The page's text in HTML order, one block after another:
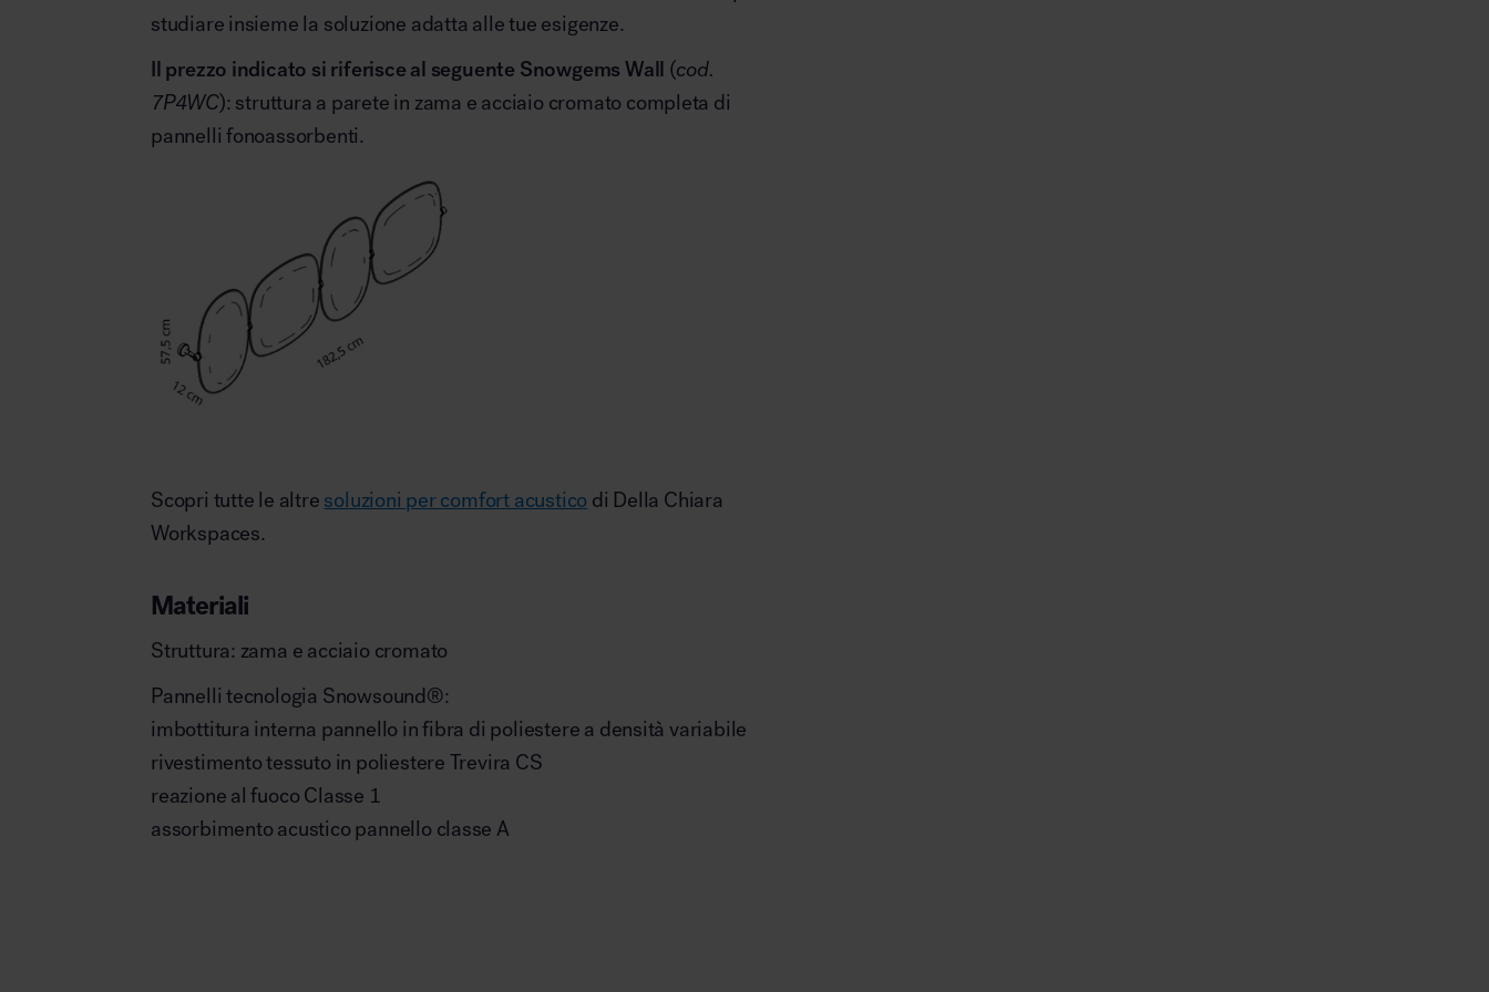
studiare insieme la soluzione adatta alle tue esigenze.
Il prezzo indicato si riferisce al seguente Snowgems Wall (cod.
7P4WC): struttura a parete in zama e acciaio cromato completa di
pannelli fonoassorbenti.
Scopri tutte le altre soluzioni per comfort acustico di Della Chiara
Workspaces.
Materiali
Struttura: zama e acciaio cromato
Pannelli tecnologia Snowsound®:
imbottitura interna pannello in fibra di poliestere a densità variabile
rivestimento tessuto in poliestere Trevira CS
reazione al fuoco Classe 1
assorbimento acustico pannello classe A